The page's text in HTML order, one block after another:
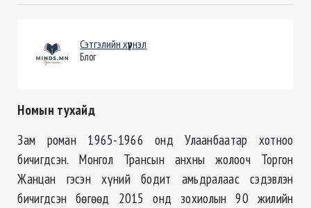
Сэтгэлийн хүүрнэл
Блог
Номын тухайд
Зам роман 1965-1966 онд Улаанбаатар хотноо
бичигдсэн. Монгол Трансын анхны жолооч Торгон
Жанцан гэсэн хүний бодит амьдралаас сэдэвлэн
бичигдсэн бөгөөд 2015 онд зохиолын 90 жилийн